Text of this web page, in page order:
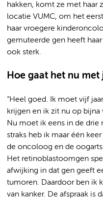
hakken, komt ze met haar
locatie VUMC, om het
haar vroegere
gemuteerde gen heeft
ook sterk.
Hoe gaat het nu met
“Heel goed. Ik moet vijf
krijgen en ik zit nu op bijna
Nu moet ik eens in de
straks heb ik maar één
de oncoloog en de
Het retinoblastoomgen
afwijking in dat gen geeft
tumoren. Daardoor ben ik
van kanker. De afspraak is